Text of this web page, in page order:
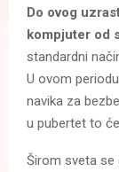
Do ovog
kompjuter od
standardni
U ovom
navika za
u pubertet to
Širom sveta se